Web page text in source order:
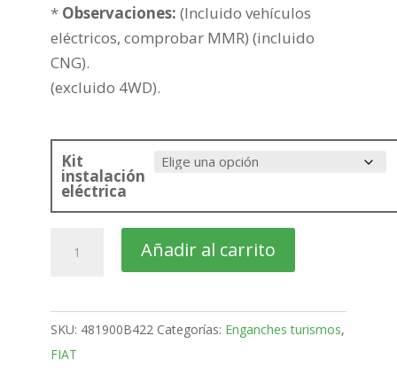
* Observaciones: (Incluido vehículos
eléctricos, comprobar MMR) (incluido
CNG).
(excluido 4WD).
Kit
instalación
eléctrica
Ducato
Bola
placa
de
Añadir al carrito
SKU: 481900B422 Categorías: Enganches turismos,
FIAT